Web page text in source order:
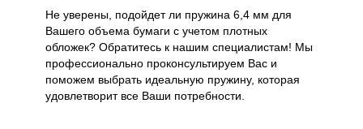
Не уверены, подойдет ли пружина 6,4 мм для
Вашего объема бумаги с учетом плотных
обложек? Обратитесь к нашим специалистам! Мы
профессионально проконсультируем Вас и
поможем выбрать идеальную пружину, которая
удовлетворит все Ваши потребности.